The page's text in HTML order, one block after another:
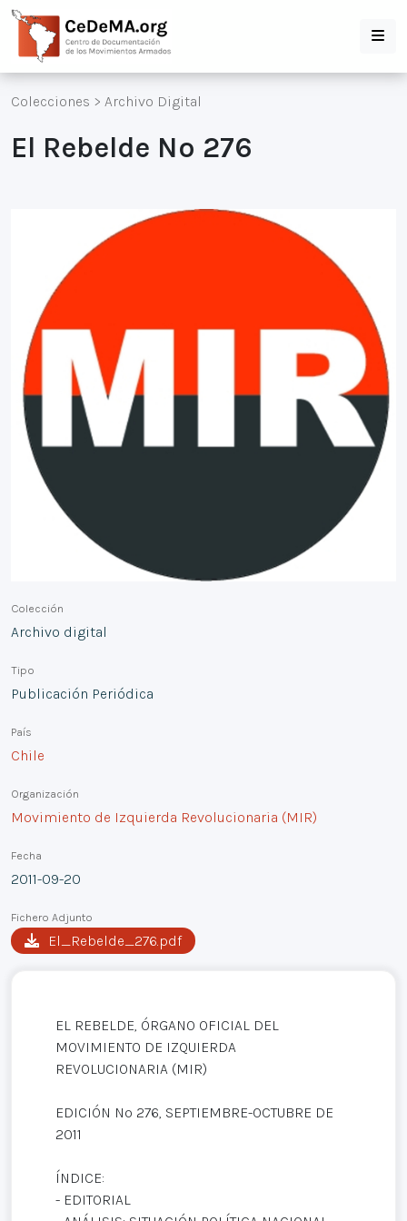
Colecciones > Archivo Digital
El Rebelde Nº 276
Colección
Archivo digital
Tipo
Publicación Periódica
País
Chile
Organización
Movimiento de Izquierda Revolucionaria (MIR)
Fecha
2011-09-20
Fichero Adjunto
El_Rebelde_276.pdf
EL REBELDE, ÓRGANO OFICIAL DEL
MOVIMIENTO DE IZQUIERDA
REVOLUCIONARIA (MIR)
EDICIÓN Nº 276, SEPTIEMBRE-OCTUBRE DE
2011
ÍNDICE:
- EDITORIAL